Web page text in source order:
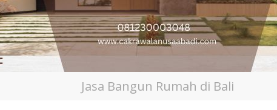
Jasa Bangun Rumah di Bali